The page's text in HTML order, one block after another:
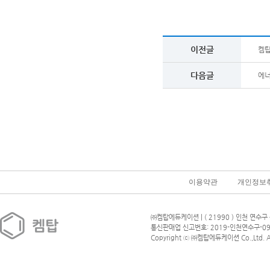
이전글 켐
다음글 에
이용약관 개인정보
㈜켐탑에듀케이션 | ( 21990 ) 인천 연수
통신판매업 신고번호: 2019-인천연수구-
Copyright ⓒ ㈜켐탑에듀케이션 Co.,Ltd.